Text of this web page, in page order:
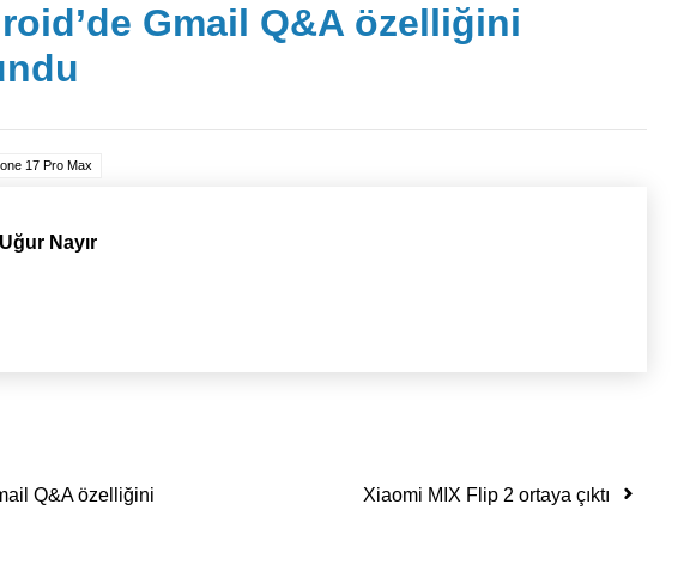
Gmail Q&A özelliğini
17 Pro Max
Nayır
Q&A özelliğini
Xiaomi MIX Flip 2 ortaya çıktı